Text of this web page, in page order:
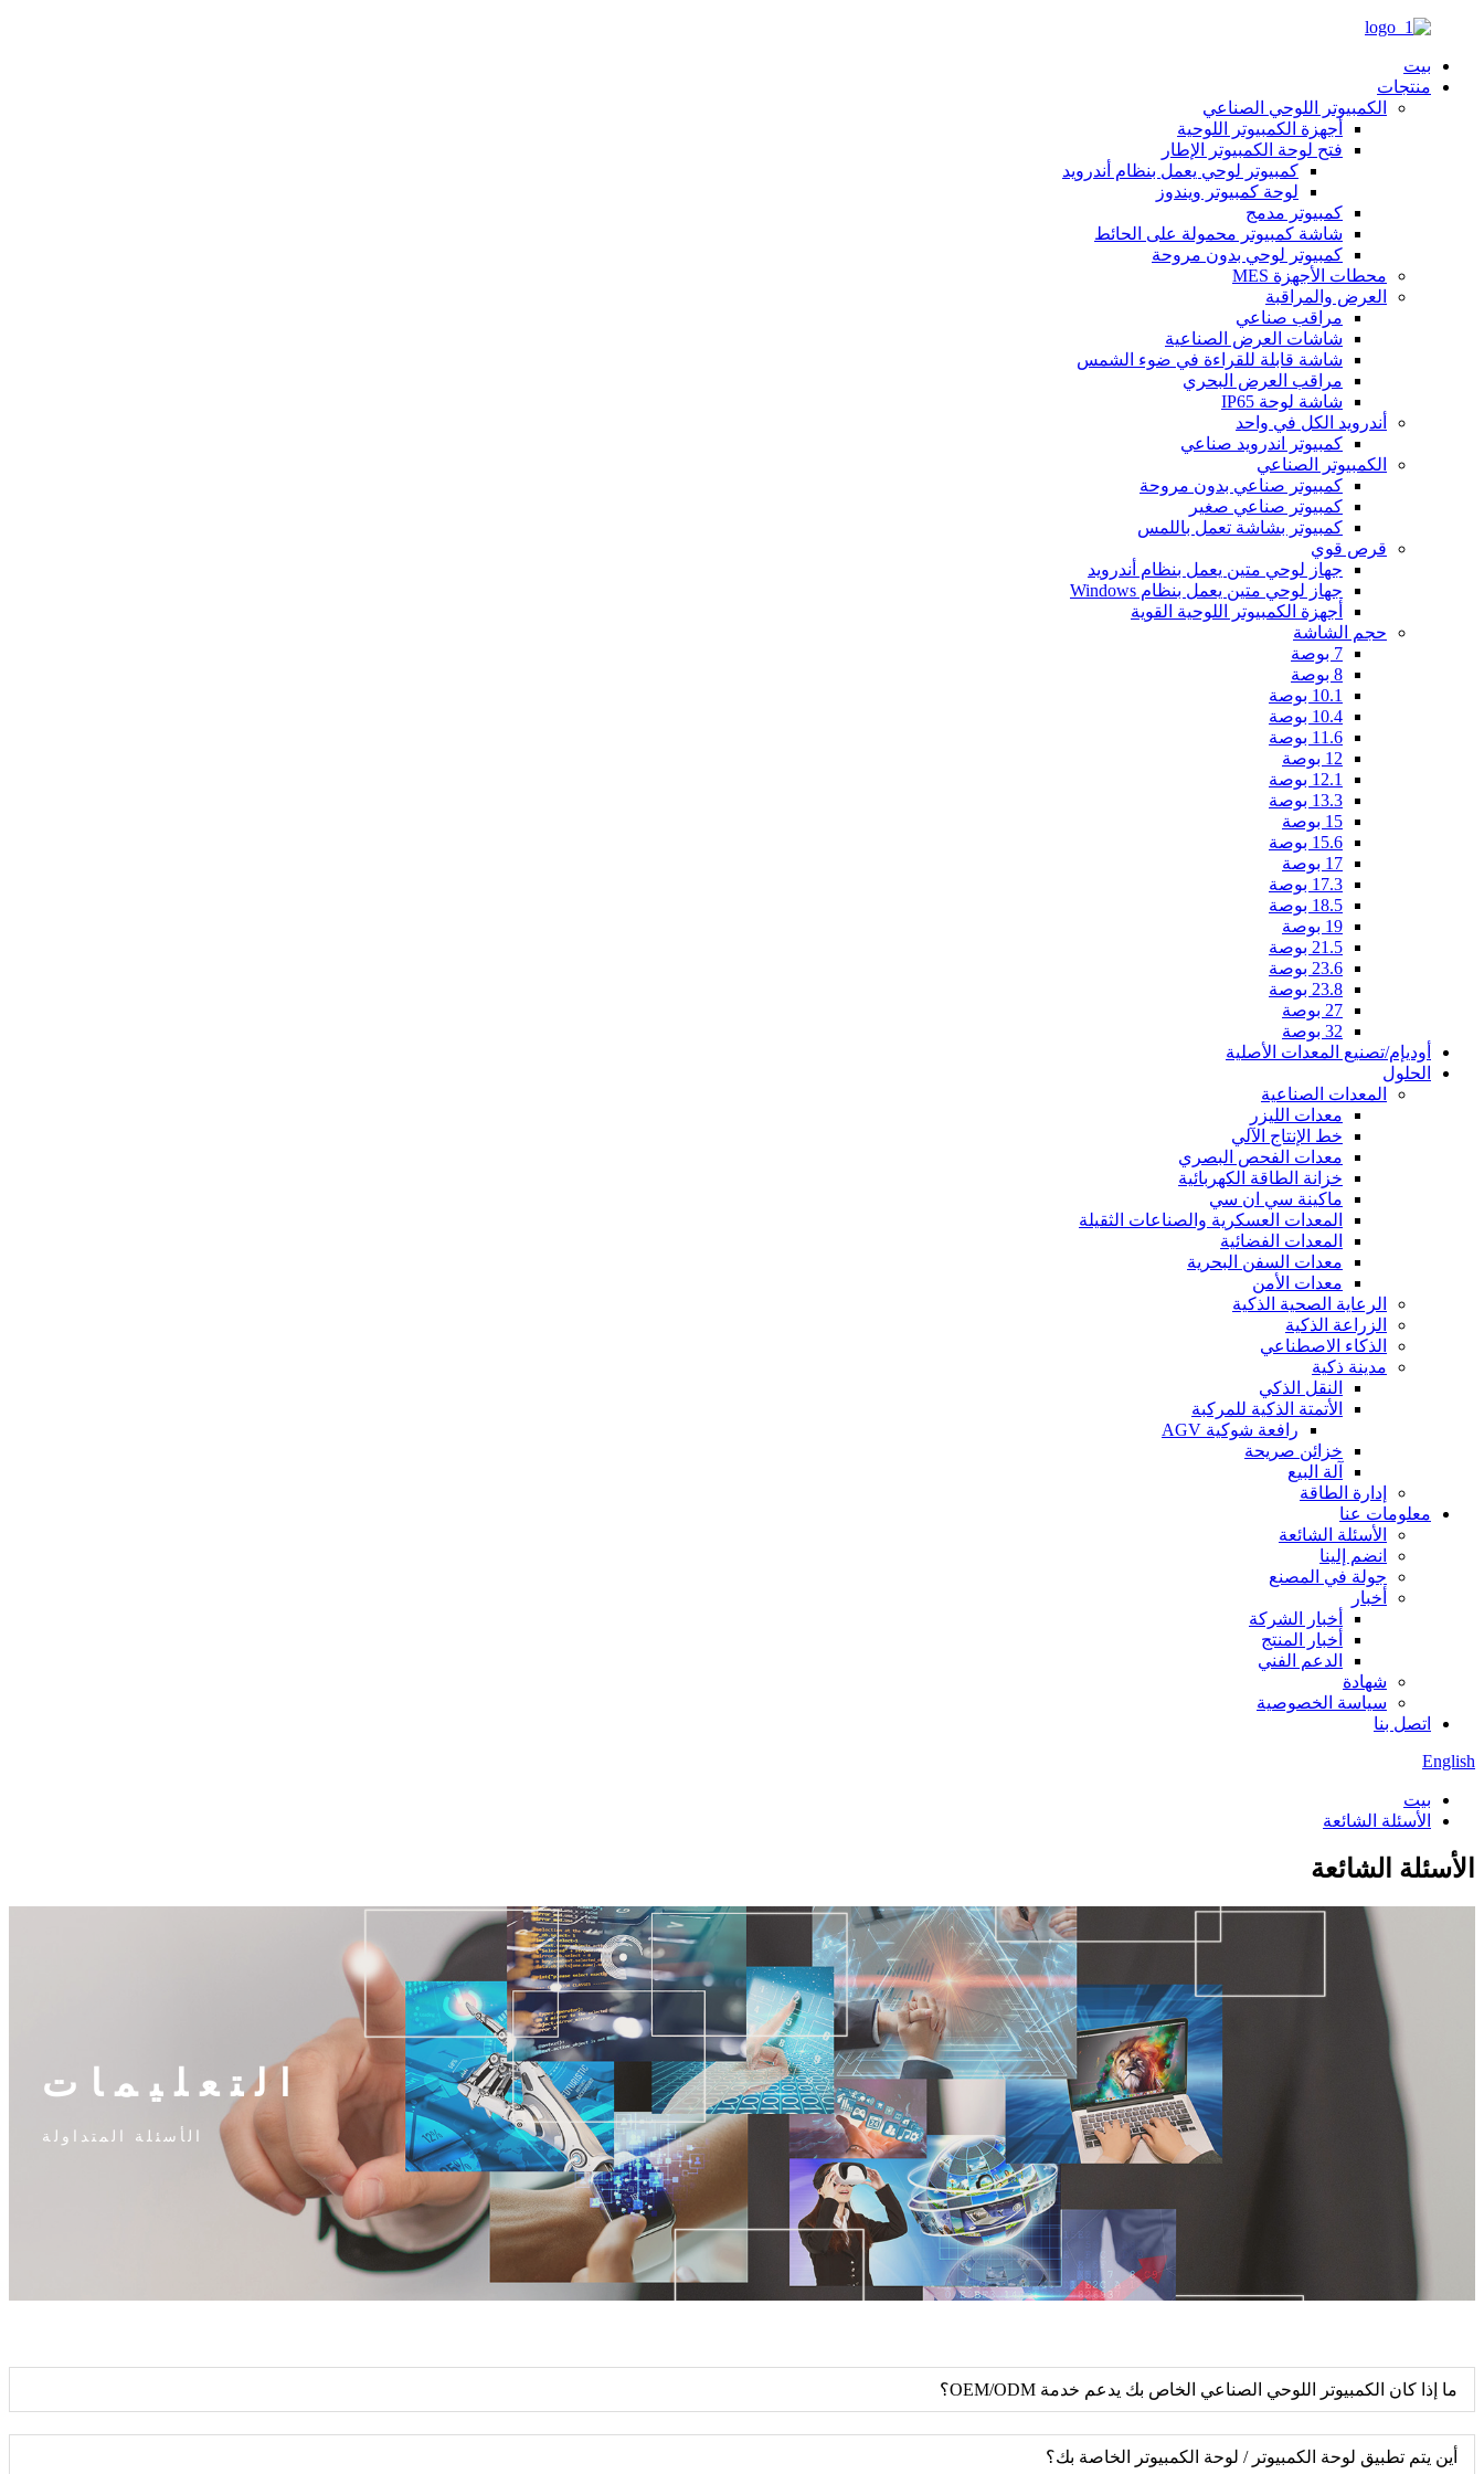
بيت
منتجات
الكمبيوتر اللوحي الصناعي
أجهزة الكمبيوتر اللوحية
فتح لوحة الكمبيوتر الإطار
كمبيوتر لوحي يعمل بنظام أندرويد
لوحة كمبيوتر ويندوز
كمبيوتر مدمج
شاشة كمبيوتر محمولة على الحائط
كمبيوتر لوحي بدون مروحة
محطات الأجهزة MES
العرض والمراقبة
مراقب صناعي
شاشات العرض الصناعية
شاشة قابلة للقراءة في ضوء الشمس
مراقب العرض البحري
شاشة لوحة IP65
أندرويد الكل في واحد
كمبيوتر اندرويد صناعي
الكمبيوتر الصناعي
كمبيوتر صناعي بدون مروحة
كمبيوتر صناعي صغير
كمبيوتر بشاشة تعمل باللمس
قرص قوي
جهاز لوحي متين يعمل بنظام أندرويد
جهاز لوحي متين يعمل بنظام Windows
أجهزة الكمبيوتر اللوحية القوية
حجم الشاشة
7 بوصة
8 بوصة
10.1 بوصة
10.4 بوصة
11.6 بوصة
12 بوصة
12.1 بوصة
13.3 بوصة
15 بوصة
15.6 بوصة
17 بوصة
17.3 بوصة
18.5 بوصة
19 بوصة
21.5 بوصة
23.6 بوصة
23.8 بوصة
27 بوصة
32 بوصة
أوديإم/تصنيع المعدات الأصلية
الحلول
المعدات الصناعية
معدات الليزر
خط الإنتاج الآلي
معدات الفحص البصري
خزانة الطاقة الكهربائية
ماكينة سي ان سي
المعدات العسكرية والصناعات الثقيلة
المعدات الفضائية
معدات السفن البحرية
معدات الأمن
الرعاية الصحية الذكية
الزراعة الذكية
الذكاء الاصطناعي
مدينة ذكية
النقل الذكي
الأتمتة الذكية للمركبة
رافعة شوكية AGV
خزائن صريحة
آلة البيع
إدارة الطاقة
معلومات عنا
الأسئلة الشائعة
انضم إلينا
جولة في المصنع
أخبار
أخبار الشركة
أخبار المنتج
الدعم الفني
شهادة
سياسة الخصوصية
اتصل بنا
English
بيت
الأسئلة الشائعة
الأسئلة الشائعة
التعليمات
الأسئلة المتداولة
ما إذا كان الكمبيوتر اللوحي الصناعي الخاص بك يدعم خدمة OEM/ODM؟
أين يتم تطبيق لوحة الكمبيوتر / لوحة الكمبيوتر الخاصة بك؟